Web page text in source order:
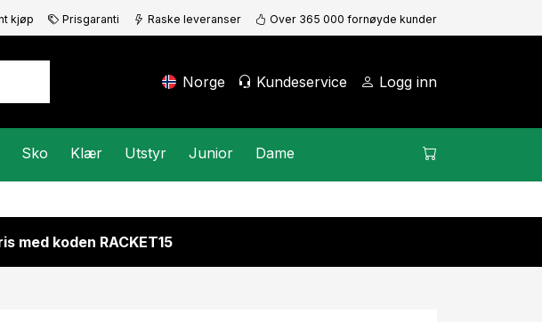
kjøp Prisgaranti Raske leveranser Over 365 000 fornøyde kunder
Norge Kundeservice Logg inn
Sko Klær Utstyr Junior Dame
med koden RACKET15